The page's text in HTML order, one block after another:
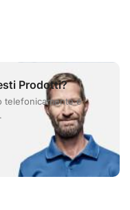
Prodotti?
telefonicamente e